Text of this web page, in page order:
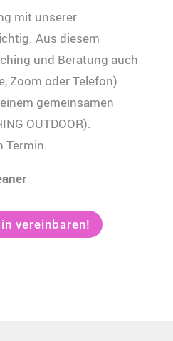
mit unserer
Aus diesem
und Beratung auch
Zoom oder Telefon)
gemeinsamen
OUTDOOR).
Termin.
vereinbaren!